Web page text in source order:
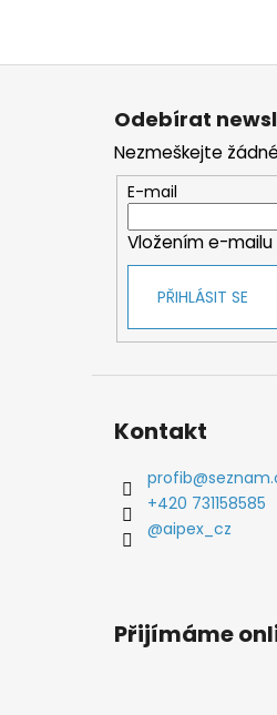
Odebírat
Nezmeškejte
E-mail
Vložením e-
PŘIHLÁSIT SE
Kontakt
profib@
+420 731158585
@aipex_cz
Přijímáme